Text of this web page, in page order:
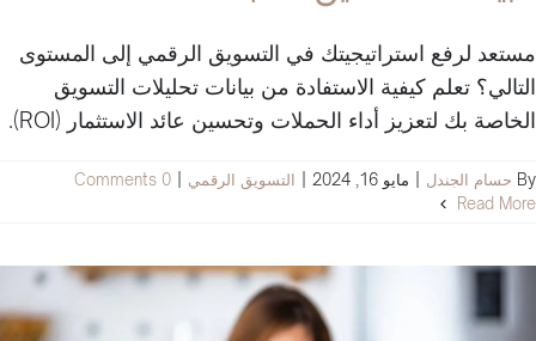
مستعد لرفع استراتيجيتك في التسويق الرقمي إلى المستوى
التالي؟ تعلم كيفية الاستفادة من بيانات تحليلات التسويق
الخاصة بك لتعزيز أداء الحملات وتحسين عائد الاستثمار (ROI).
By حسام الجندل مايو 16, 2024 التسويق الرقمي
0 Comments
Read More